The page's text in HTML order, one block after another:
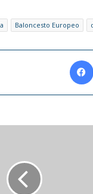
Baloncesto Europeo